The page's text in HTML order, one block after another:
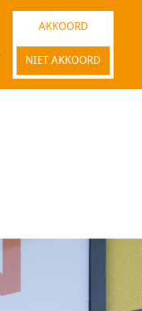
AKKOORD
NIET AKKOORD